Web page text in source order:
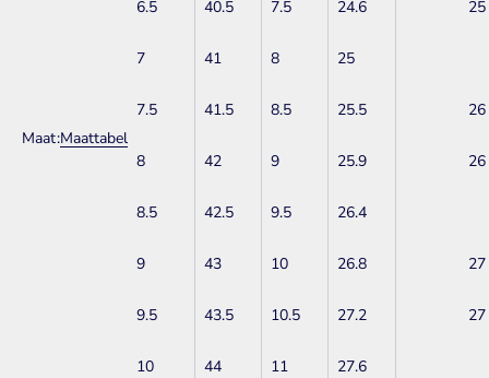
Maat:Maattabel
6.5 40.5 7.5 24.6
7 41 8 25
7.5 41.5 8.5 25.5
8 42 9 25.9
8.5 42.5 9.5 26.4
9 43 10 26.8
9.5 43.5 10.5 27.2
10 44 11 27.6